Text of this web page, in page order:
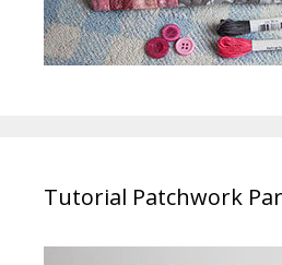
Tutorial Patchwork